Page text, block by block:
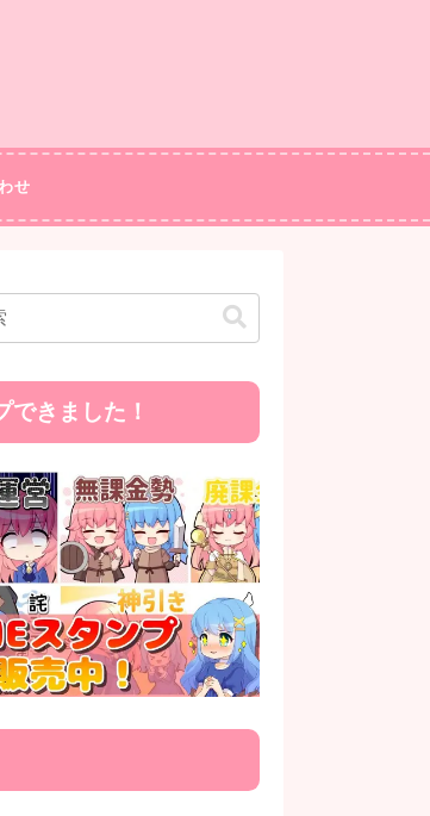
せ
できました！